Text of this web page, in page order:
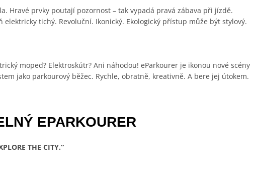
Hravé prvky poutají pozornost – tak vypadá pravá zábava při jízdě.
elektricky tichý. Revoluční. Ikonický. Ekologický přístup může být stylový.
moped? Elektroskútr? Ani náhodou! eParkourer je ikonou nové scény
jako parkourový běžec. Rychle, obratně, kreativně. A bere jej útokem.
EPARKOURER
THE CITY.“